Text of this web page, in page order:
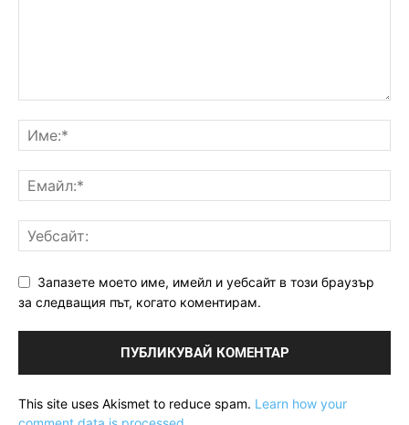
Запазете моето име, имейл и уебсайт в този браузър
за следващия път, когато коментирам.
This site uses Akismet to reduce spam. Learn how your